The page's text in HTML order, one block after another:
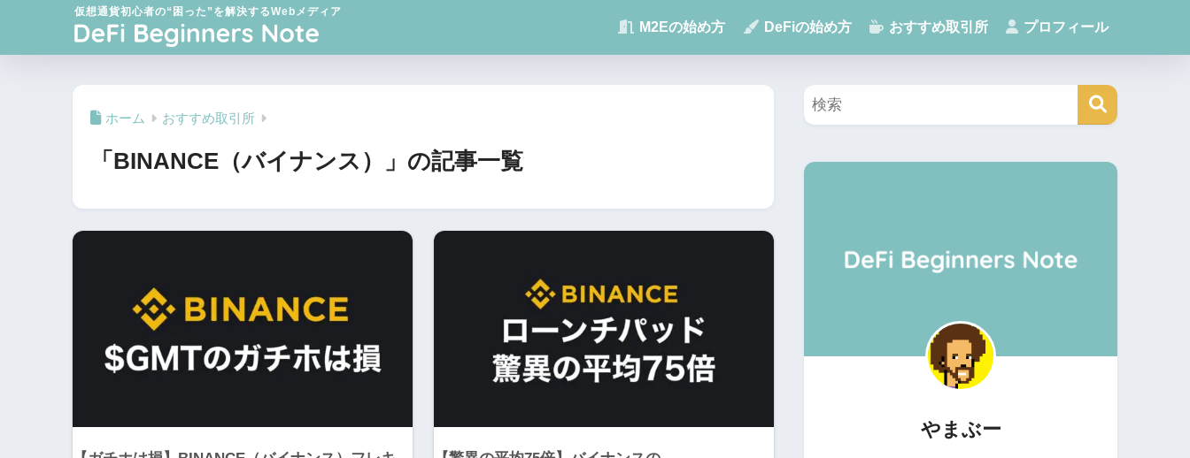
仮想通貨初心者の“困った”を解決するWebメディア
M2Eの始め方 DeFiの始め方 おすすめ取引所 プロフィール
ホーム おすすめ取引所
「BINANCE（バイナンス）」の記事一覧
やまぶー